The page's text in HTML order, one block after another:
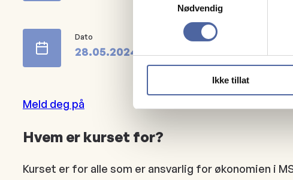
Nødvendig
Ikke tillat
Dato
28.05.2024
Meld deg på
Hvem er kurset for?
Kurset er for alle som er ansvarlig for økonomien i